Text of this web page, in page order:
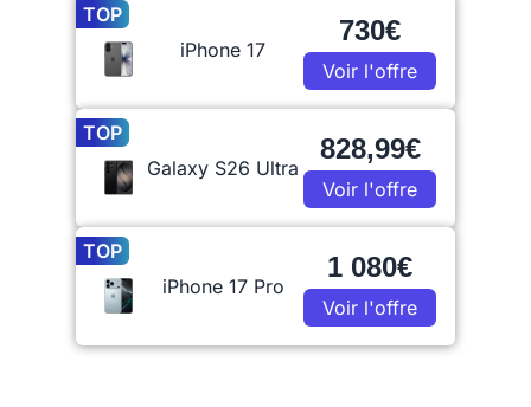
TOP
iPhone 17
730€
Voir l'offre
TOP
Galaxy S26 Ultra
828,99€
Voir l'offre
TOP
iPhone 17 Pro
1 080€
Voir l'offre